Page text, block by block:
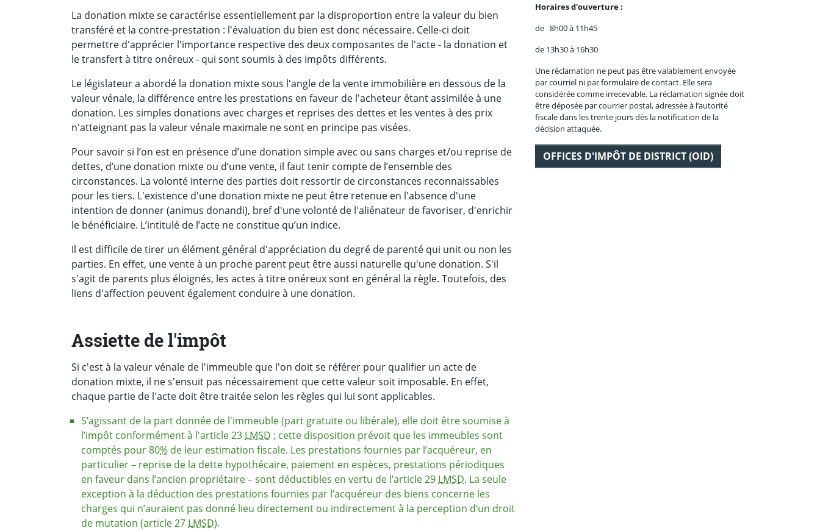
La donation mixte se caractérise essentiellement par la disproportion entre la valeur du bien
transféré et la contre-prestation : l'évaluation du bien est donc nécessaire. Celle-ci doit
permettre d'apprécier l'importance respective des deux composantes de l'acte - la donation et
le transfert à titre onéreux - qui sont soumis à des impôts différents.
Le législateur a abordé la donation mixte sous l'angle de la vente immobilière en dessous de la
valeur vénale, la différence entre les prestations en faveur de l'acheteur étant assimilée à une
donation. Les simples donations avec charges et reprises des dettes et les ventes à des prix
n'atteignant pas la valeur vénale maximale ne sont en principe pas visées.
Pour savoir si l’on est en présence d’une donation simple avec ou sans charges et/ou reprise de
dettes, d’une donation mixte ou d’une vente, il faut tenir compte de l’ensemble des
circonstances. La volonté interne des parties doit ressortir de circonstances reconnaissables
pour les tiers. L'existence d'une donation mixte ne peut être retenue en l'absence d'une
intention de donner (animus donandi), bref d'une volonté de l'aliénateur de favoriser, d'enrichir
le bénéficiaire. L’intitulé de l’acte ne constitue qu’un indice.
Il est difficile de tirer un élément général d'appréciation du degré de parenté qui unit ou non les
parties. En effet, une vente à un proche parent peut être aussi naturelle qu'une donation. S'il
s'agit de parents plus éloignés, les actes à titre onéreux sont en général la règle. Toutefois, des
liens d'affection peuvent également conduire à une donation.
Assiette de l'impôt
Si c'est à la valeur vénale de l'immeuble que l'on doit se référer pour qualifier un acte de
donation mixte, il ne s'ensuit pas nécessairement que cette valeur soit imposable. En effet,
chaque partie de l'acte doit être traitée selon les règles qui lui sont applicables.
S’agissant de la part donnée de l'immeuble (part gratuite ou libérale), elle doit être soumise à
l’impôt conformément à l'article 23 LMSD ; cette disposition prévoit que les immeubles sont
comptés pour 80% de leur estimation fiscale. Les prestations fournies par l’acquéreur, en
particulier – reprise de la dette hypothécaire, paiement en espèces, prestations périodiques
en faveur dans l’ancien propriétaire – sont déductibles en vertu de l’article 29 LMSD. La seule
exception à la déduction des prestations fournies par l’acquéreur des biens concerne les
charges qui n’auraient pas donné lieu directement ou indirectement à la perception d’un droit
de mutation (article 27 LMSD).
Horaires d'ouverture :
de 8h00 à 11h45
de 13h30 à 16h30
Une réclamation ne peut pas être valablement envoyée
par courriel ni par formulaire de contact. Elle sera
considérée comme irrecevable. La réclamation signée doit
être déposée par courrier postal, adressée à l’autorité
fiscale dans les trente jours dès la notification de la
décision attaquée.
OFFICES D'IMPÔT DE DISTRICT (OID)